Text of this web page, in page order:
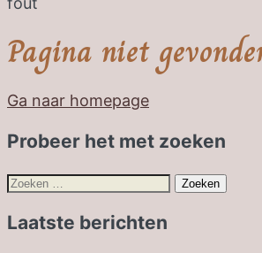
Pagina niet
Ga naar homepage
Probeer het met zoeken
Zoeken
Laatste berichten